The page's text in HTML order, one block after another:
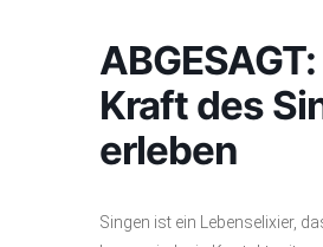
Kraft des
erleben
Singen ist ein Lebenselixier,